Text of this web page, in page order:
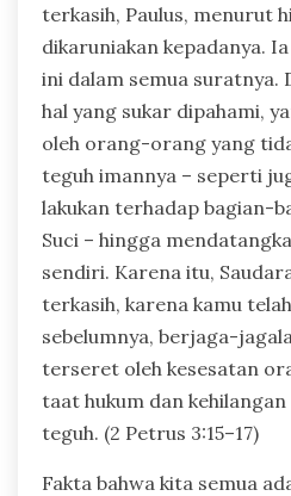
terkasih, Paulus, menurut
dikaruniakan kepadanya.
ini dalam semua suratnya.
hal yang sukar dipahami,
oleh orang-orang yang
teguh imannya – seperti
lakukan terhadap bagian-
Suci – hingga
sendiri. Karena itu,
terkasih, karena kamu
sebelumnya, berjaga-
terseret oleh kesesatan
taat hukum dan
teguh. (2 Petrus 3:15–17)
Fakta bahwa kita semua